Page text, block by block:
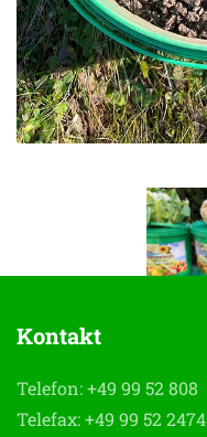
Kontakt
Telefon: +49 99 52 808
Telefax: +49 99 52 2474